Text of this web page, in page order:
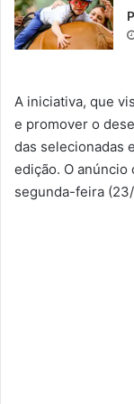
A iniciativa, que
e promover o
das selecionadas
edição. O
segunda-feira